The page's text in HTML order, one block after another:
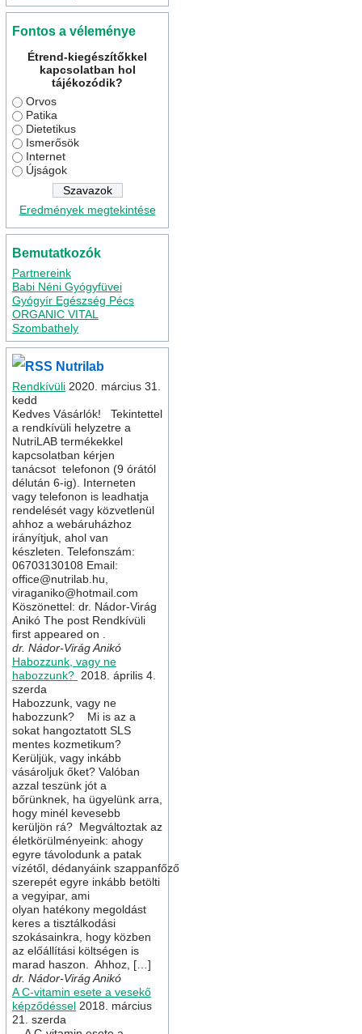
Fontos a véleménye
Étrend-kiegészítőkkel
kapcsolatban hol
tájékozódik?
Orvos
Patika
Dietetikus
Ismerősök
Internet
Újságok
Eredmények megtekintése
Bemutatkozók
Partnereink
Babi Néni Gyógyfüvei
Gyógyír Egészség Pécs
ORGANIC VITAL
Szombathely
Nutrilab
Rendkívüli 2020. március 31.
kedd
Kedves Vásárlók! Tekintettel
a rendkívüli helyzetre a
NutriLAB termékekkel
kapcsolatban kérjen
tanácsot telefonon (9 órától
délután 6-ig). Interneten
vagy telefonon is leadhatja
rendelését vagy közvetlenül
ahhoz a webáruházhoz
irányítjuk, ahol van
készleten. Telefonszám:
06703130108 Email:
office@nutrilab.hu,
viraganiko@hotmail.com
Köszönettel: dr. Nádor-Virág
Anikó The post Rendkívüli
first appeared on .
dr. Nádor-Virág Anikó
Habozzunk, vagy ne
habozzunk? 2018. április 4.
szerda
Habozzunk, vagy ne
habozzunk? Mi is az a
sokat hangoztatott SLS
mentes kozmetikum?
Kerüljük, vagy inkább
vásároljuk őket? Valóban
azzal teszünk jót a
bőrünknek, ha ügyelünk arra,
hogy minél kevesebb
kerüljön rá? Megváltoztak az
életkörülményeink: ahogy
egyre távolodunk a patak
vízétől, dédanyáink szappanfőző
szerepét egyre inkább betölti
a vegyipar, ami
olyan hatékony megoldást
keres a tisztálkodási
szokásainkra, hogy közben
az előállítási költségen is
marad haszon. Ahhoz, […]
dr. Nádor-Virág Anikó
A C-vitamin esete a vesekő
képződéssel 2018. március
21. szerda